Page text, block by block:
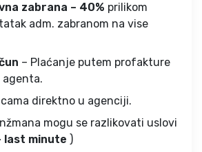
zabrana – 40% prilikom
adm. zabranom na vise
– Plaćanje putem profakture
direktno u agenciji.
mogu se razlikovati uslovi
last minute )